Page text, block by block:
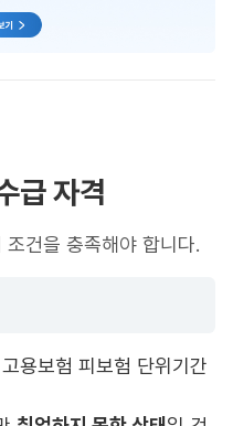
급 자격
건을 충족해야 합니다.
용보험 피보험 단위기간